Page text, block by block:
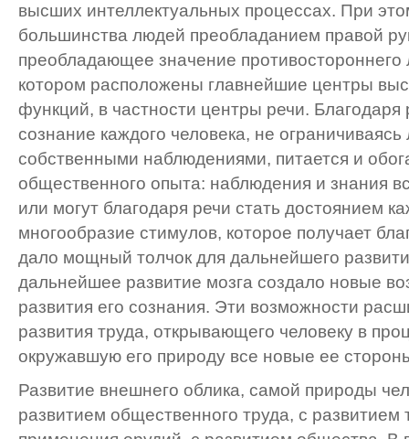
высших интеллектуальных процессах. При
большинства людей преобладанием правой
преобладающее значение противостороннего
котором расположены главнейшие центры
функций, в частности центры речи.
сознание каждого человека, не
собственными наблюдениями, питается и
общественного опыта: наблюдения и знания
или могут благодаря речи стать достоянием
многообразие стимулов, которое получает
дало мощный толчок для дальнейшего
дальнейшее развитие мозга создало новые
развития его сознания. Эти возможности
развития труда, открывающего человеку в
окружавшую его природу все новые ее
Развитие внешнего облика, самой природы
развитием общественного труда, с развитием